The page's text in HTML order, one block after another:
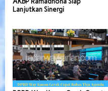
Lanjutkan Sinergi